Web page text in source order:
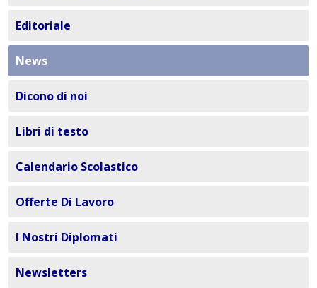
Editoriale
News
Dicono di noi
Libri di testo
Calendario Scolastico
Offerte Di Lavoro
I Nostri Diplomati
Newsletters